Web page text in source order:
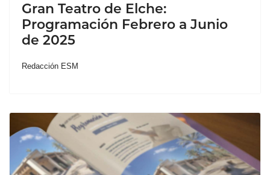
Gran Teatro de Elche:
Programación Febrero a Junio
de 2025
Redacción ESM